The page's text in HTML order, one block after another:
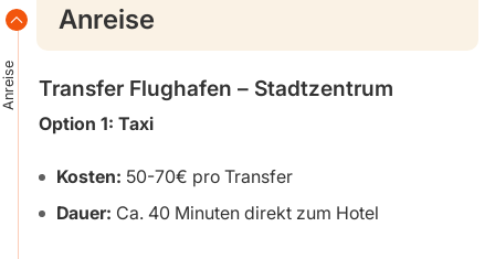
Anreise
Anreise
Transfer Flughafen – Stadtzentrum
Option 1: Taxi
Kosten: 50-70€ pro Transfer
Dauer: Ca. 40 Minuten direkt zum Hotel